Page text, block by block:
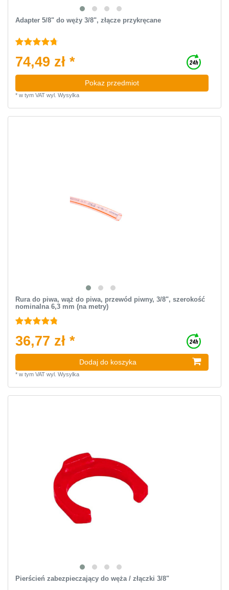
Adapter 5/8" do węży 3/8", złącze przykręcane
74,49 zł *
Pokaz przedmiot
* w tym VATwyl. Wysylka
Rura do piwa, wąż do piwa, przewód piwny, 3/8", szerokość
nominalna 6,3 mm (na metry)
36,77 zł *
Dodaj do koszyka
* w tym VATwyl. Wysylka
Pierścień zabezpieczający do węża / złączki 3/8"